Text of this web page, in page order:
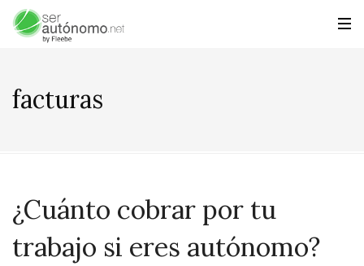
facturas
¿Cuánto cobrar por tu
trabajo si eres autónomo?